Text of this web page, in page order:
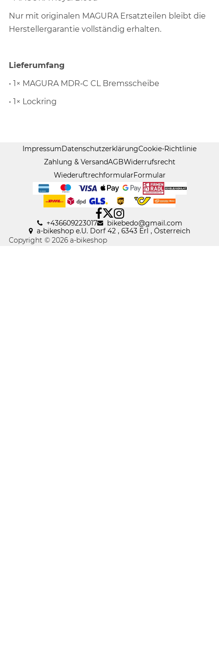
Nur mit originalen MAGURA Ersatzteilen bleibt die
Herstellergarantie vollständig erhalten.
Lieferumfang
• 1× MAGURA MDR‑C CL Bremsscheibe
• 1× Lockring
ImpressumDatenschutzerklärungCookie-Richtlinie
Zahlung & VersandAGBWiderrufsrecht
WiederuftrechformularFormular
+436609223017 bikebedo@gmail .com
a-bikeshop e.U. Dorf 42 , 6343 Erl , Österreich
Copyright © 2026 a-bikeshop